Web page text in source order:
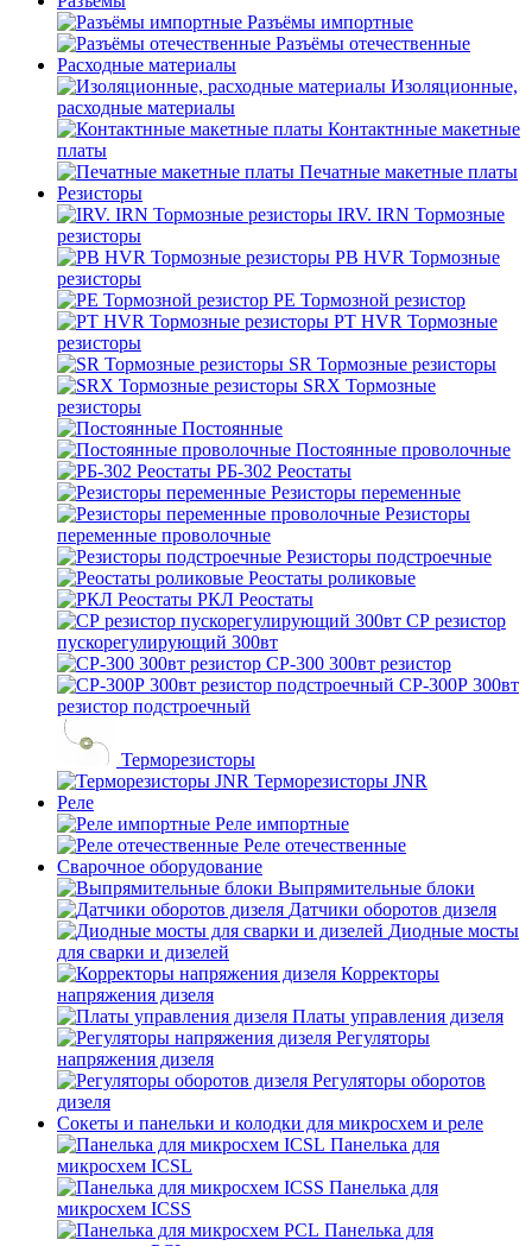
Разъёмы импортные
Разъёмы отечественные
Расходные материалы
Изоляционные,
расходные материалы
Контактнные макетные
платы
Печатные макетные платы
Резисторы
IRV. IRN Тормозные
резисторы
PB HVR Тормозные
резисторы
PE Тормозной резистор
PT HVR Тормозные
резисторы
SR Тормозные резисторы
SRX Тормозные
резисторы
Постоянные
Постоянные проволочные
РБ-302 Реостаты
Резисторы переменные
Резисторы
переменные проволочные
Резисторы подстроечные
Реостаты роликовые
РКЛ Реостаты
СР резистор
пускорегулирующий 300вт
СР-300 300вт резистор
СР-300Р 300вт
резистор подстроечный
Терморезисторы
Терморезисторы JNR
Реле
Реле импортные
Реле отечественные
Сварочное оборудование
Выпрямительные блоки
Датчики оборотов дизеля
Диодные мосты
для сварки и дизелей
Корректоры
напряжения дизеля
Платы управления дизеля
Регуляторы
напряжения дизеля
Регуляторы оборотов
дизеля
Сокеты и панельки и колодки для микросхем и реле
Панелька для
микросхем ICSL
Панелька для
микросхем ICSS
Панелька для